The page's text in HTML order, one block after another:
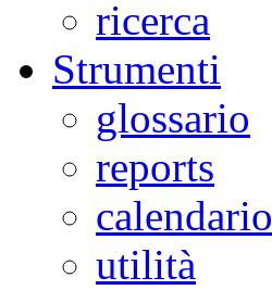
ricerca
Strumenti
glossario
reports
calendario
utilità